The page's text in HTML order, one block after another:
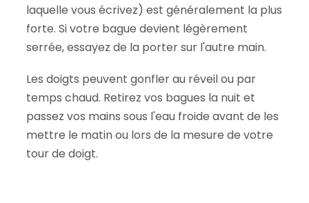
laquelle vous écrivez) est généralement la plus
forte. Si votre bague devient légèrement
serrée, essayez de la porter sur l'autre main.
Les doigts peuvent gonfler au réveil ou par
temps chaud. Retirez vos bagues la nuit et
passez vos mains sous l'eau froide avant de les
mettre le matin ou lors de la mesure de votre
tour de doigt.